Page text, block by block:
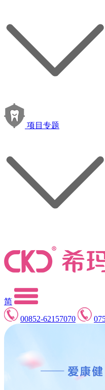
项目专题
简
00852-62157070